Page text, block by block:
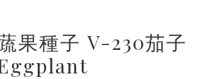
果種子 V-230茄子